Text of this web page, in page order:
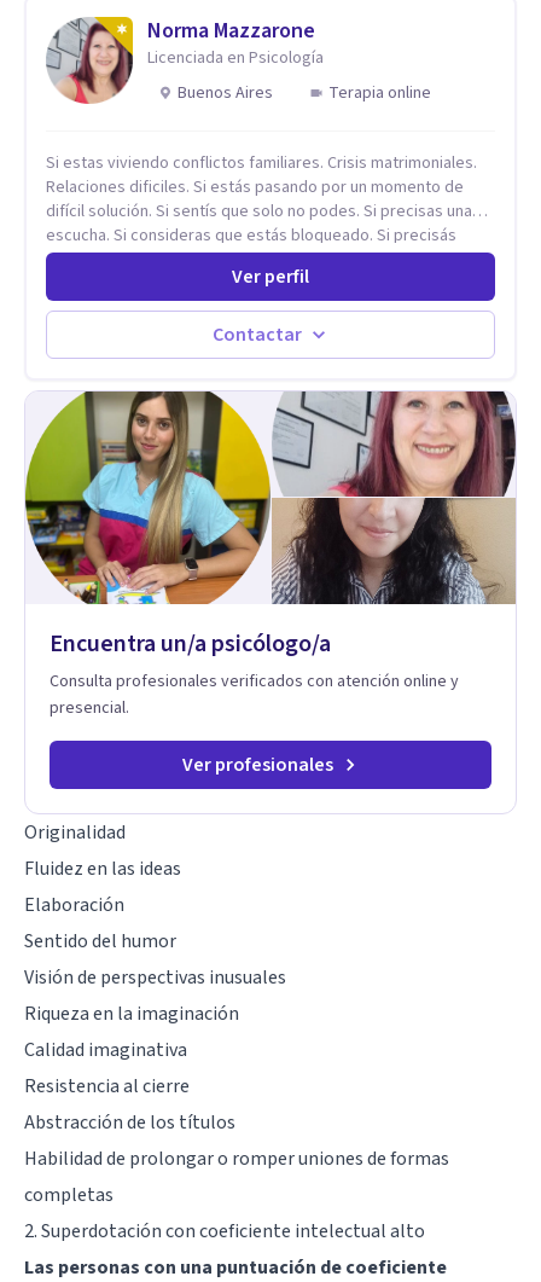
casa. Me especializo en guiar a familias a través de
herramientas prácticas y dinámicas adaptadas a la edad de
cada menor, dejando de lado las etiquetas y los tecnicismos.
Mi forma de trabajar se centra en entender las emociones
fortaleciendo la comunicación entre ustedes. Acompaño a
niños y adolescentes que están lidiando con la ansiedad, la
timidez, la rebeldía o dificultades escolares, así como a
padres que buscan orientación y pautas claras para educar
sin perder la paciencia ni el control. Si estás listo para dar el
primer paso hacia una convivencia familiar más armoniosa,
agenda tu sesión y empecemos a trabajar juntos.
Norma Mazzarone
Licenciada en Psicología
Buenos Aires
Terapia online
Si estas viviendo conflictos familiares. Crisis matrimoniales.
Relaciones dificiles. Si estás pasando por un momento de
difícil solución. Si sentís que solo no podes. Si precisas una
escucha. Si consideras que estás bloqueado. Si precisás
comprensión. Si no logras definir proyectos, objetivos,
sueños, deseos. Si pensás que lo que te pasa no es tan
grave, pero podría ayudar. Si estás en adicciones y tu
intención es hacer algo con lo que te está pasando. No dudes
en comunicarte a fin de comenzar a resolver la situación que
Ver perfil
Contactar
Encuentra un/a psicólogo/a
Consulta profesionales verificados con atención online y
presencial.
Ver profesionales
Originalidad
Fluidez en las ideas
Elaboración
Sentido del humor
Visión de perspectivas inusuales
Riqueza en la imaginación
Calidad imaginativa
Resistencia al cierre
Abstracción de los títulos
Habilidad de prolongar o romper uniones de formas
completas
2. Superdotación con coeficiente intelectual alto
Las personas con una puntuación de coeficiente